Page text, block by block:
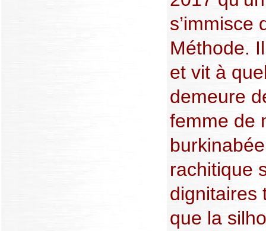
s’immisce
Méthode.
et vit à
demeure
femme de
rachitique
dignitaires
que la